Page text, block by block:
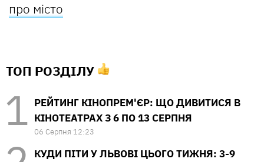
про місто
ТОП РОЗДІЛУ
РЕЙТИНГ КІНОПРЕМ'ЄР: ЩО ДИВИТИСЯ В
КІНОТЕАТРАХ З 6 ПО 13 СЕРПНЯ
06 Серпня 12:23
КУДИ ПІТИ У ЛЬВОВІ ЦЬОГО ТИЖНЯ: 3-9